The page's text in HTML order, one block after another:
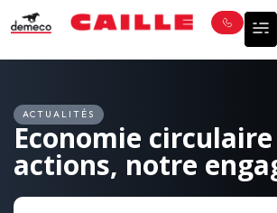
ACTUALITÉS
Economie
actions, notre